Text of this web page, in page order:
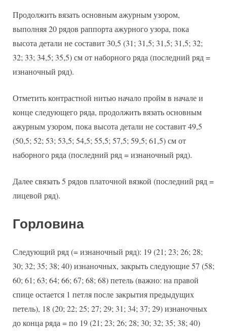
Продолжить вязать основным ажурным узором,
выполняя 20 рядов раппорта ажурного узора, пока
высота детали не составит 30,5 (31; 31,5; 31,5; 31,5; 32;
32; 33; 34,5; 35,5) см от наборного ряда (последний ряд =
изнаночный ряд).
Отметить контрастной нитью начало пройм в начале и
конце следующего ряда, продолжить вязать основным
ажурным узором, пока высота детали не составит 49,5
(50,5; 52; 53; 53,5; 54,5; 55,5; 57,5; 59,5; 61,5) см от
наборного ряда (последний ряд = изнаночный ряд).
Далее связать 5 рядов платочной вязкой (последний ряд =
лицевой ряд).
Горловина
Следующий ряд (= изнаночный ряд): 19 (21; 23; 26; 28;
30; 32; 35; 38; 40) изнаночных, закрыть следующие 57 (58;
60; 61; 63; 64; 66; 67; 68; 68) петель (важно: на правой
спице остается 1 петля после закрытия предыдущих
петель), 18 (20; 22; 25; 27; 29; 31; 34; 37; 29) изнаночных
до конца ряда = по 19 (21; 23; 26; 28; 30; 32; 35; 38; 40)